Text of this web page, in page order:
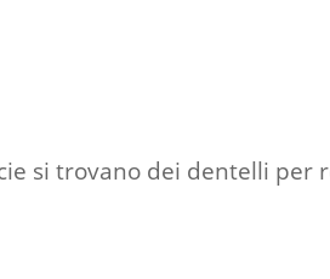
si trovano dei dentelli per